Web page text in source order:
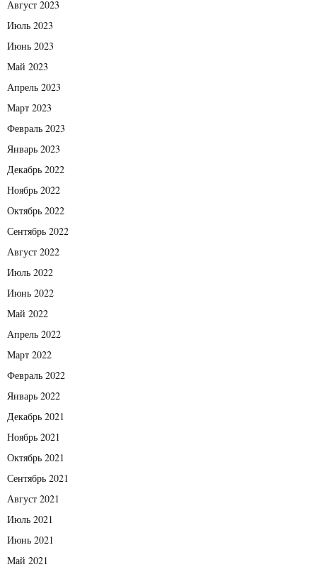
Август 2023
Июль 2023
Июнь 2023
Май 2023
Апрель 2023
Март 2023
Февраль 2023
Январь 2023
Декабрь 2022
Ноябрь 2022
Октябрь 2022
Сентябрь 2022
Август 2022
Июль 2022
Июнь 2022
Май 2022
Апрель 2022
Март 2022
Февраль 2022
Январь 2022
Декабрь 2021
Ноябрь 2021
Октябрь 2021
Сентябрь 2021
Август 2021
Июль 2021
Июнь 2021
Май 2021